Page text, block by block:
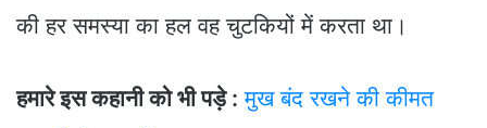
की हर समस्या का हल वह चुटकियों में करता था।
हमारे इस कहानी को भी पड़े : मुख बंद रखने की कीमत